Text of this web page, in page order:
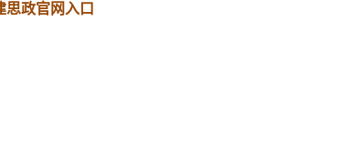
政官网 入口